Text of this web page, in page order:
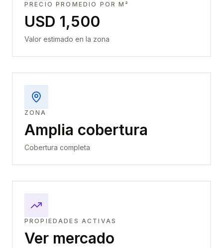
PRECIO PROMEDIO POR M²
USD 1,500
Valor estimado en la zona
ZONA
Amplia cobertura
Cobertura completa
PROPIEDADES ACTIVAS
Ver mercado